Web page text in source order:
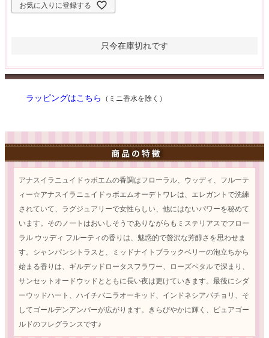
お気に入りに登録する
只今在庫切れです
ラッピングはこちら （ミニ香水を除く）
アナスイラニュイドゥボエムの香調はフローラル、ウッディ、フルーテ
ィー☆アナスイラニュイドゥボエムオーデトワレは、エレガントで洗練
されていて、ラグジュアリーで女性らしい、他にはないパワーを秘めて
います。そのノートはおいしそうでありながらもミステリアスでフロー
ラル ウッディ フルーティの香りは、魅惑的で贅沢な芳醇さを思わせま
す。シャンパンシトラスと、ミッドナイトブラックベリーの泡立ちから
始まる香りは、ギルデッドロータスフラワー、ローズペタルで深まり、
サンセットオードウッドとともに長い夜は更けていきます。最後にシダ
ーウッドハート、ハイチバニラオーキッド、インドネシアパチョリ、そ
してゴールデンアンバーが広がります。きらびやかに輝く、ピュアゴー
ルドのフレグランスです♪